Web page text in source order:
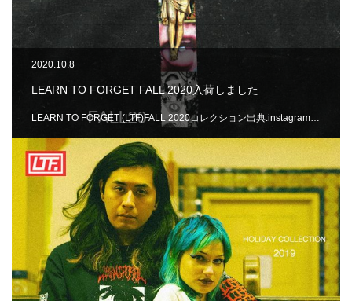
2020.10.8
LEARN TO FORGET FALL 2020入荷しました
LEARN TO FORGET (LTF)FALL 2020コレクション出典:instagram…